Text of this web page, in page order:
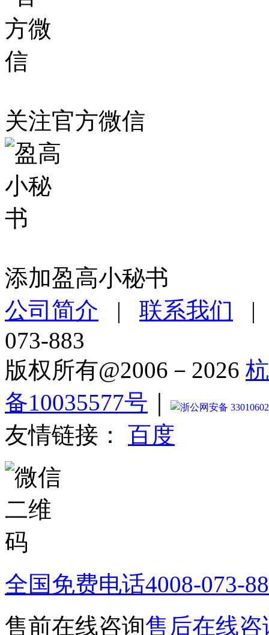
关注官方微信
添加盈高小秘书
公司简介 | 联系我们
073-883
版权所有@2006－2026
备10035577号
浙公网安备
友情链接： 百度
全国免费电话4008-073-
售前在线咨询售后在线咨